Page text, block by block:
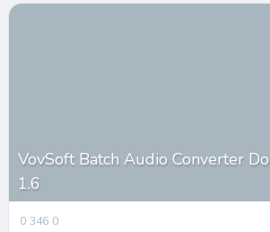
VovSoft Batch Audio Converter
1.6
0 346 0